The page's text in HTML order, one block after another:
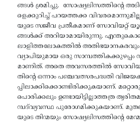
ങ്ങൾ ശ്രമിച്ചു. സോഷ്യലിസത്തിന്റെ
ളെക്കുറിച്ച് പറയത്തക്ക
യുടെ സജീവ പ്രതീകമാണ് സോവിയറ്റ്
ങ്ങൾക്ക് അറിയാമായിരുന്നു.
ലാളിത്തലോകത്തിൽ അതിഭയാനകരവും
വ്യാപിയുമായ ഒരു സാമ്പത്തികക്കുഴപ്പം
മാണിത്. അതെ അവസരത്തിൽ
തിന്റെ ഒന്നാം പഞ്ചവത്സരപദ്ധതി
പ്പിലാക്കിക്കൊണ്ടിരിക്കുകയാണ്.
പൊരിക്കലും ഉണ്ടായിട്ടില്ലാത്തത്ര
മ്പദ്‌വ്യവസ്ഥ പുരോഗമിക്കുകയാണ്.
യുടെ തിന്മയും സോഷ്യലിസത്തിന്റെ